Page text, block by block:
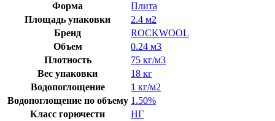
Форма
Плита
Площадь упаковки
2.4 м2
Бренд
ROCKWOOL
Объем
0.24 м3
Плотность
75 кг/м3
Вес упаковки
18 кг
Водопоглощение
1 кг/м2
Водопоглощение по объему 1.50%
Класс горючести
НГ